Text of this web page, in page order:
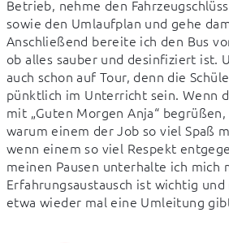
Betrieb, nehme den
sowie den Umlaufplan und gehe
Anschließend bereite ich den Bus
ob alles sauber und desinfiziert ist.
auch schon auf Tour, denn die
pünktlich im Unterricht sein. Wenn
mit „Guten Morgen Anja“
warum einem der Job so viel Spaß
wenn einem so viel Respekt
meinen Pausen unterhalte ich mich
Erfahrungsaustausch ist wichtig
etwa wieder mal eine Umleitung